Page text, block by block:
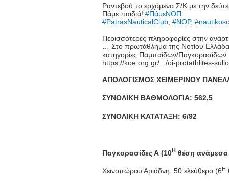
Ραντεβού το ερχόμενο Σ/Κ με την
Πάμε παιδιά! #ΠάμεΝΟΠ
#PatrasNauticalClub, #NOP,
Περισσότερες πληροφορίες στην
… Στο πρωτάθλημα της Νοτίου
κατηγορίες Παμπαίδων/Παγκορασίδων
https://koe.org.gr/.../oi-protathlites-
ΑΠΟΛΟΓΙΣΜΟΣ ΧΕΙΜΕΡΙΝΟΥ
ΣΥΝΟΛΙΚΗ ΒΑΘΜΟΛΟΓΙΑ: 562,5
ΣΥΝΟΛΙΚΗ ΚΑΤΑΤΑΞΗ: 6/92
Παγκορασίδες Α (10Η θέση
Χεινοπώρου Αριάδνη: 50 ελεύθερο (6Η